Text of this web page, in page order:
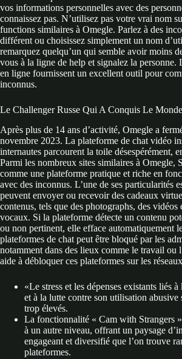
vos informations personnelles avec des
connaissez pas. N’utilisez pas votre vrai nom
functions similaires à Omegle. Parlez à des
différent ou choisissez simplement un nom
remarquez quelqu’un qui semble avoir moins
vous à la ligne de help et signalez la personne.
en ligne fournissent un excellent outil pour
inconnus.
Le Challenger Russe Qui A Conquis Le Monde
Après plus de 14 ans d’activité, Omegle a
novembre 2023. La plateforme de chat vidéo
internautes parcourent la toile désespérément,
Parmi les nombreux sites similaires à Omegle,
comme une plateforme pratique et riche en
avec des inconnus. L’une de ses particularités
peuvent envoyer ou recevoir des cadeaux
contenus, tels que des photographs, des vidéos
vocaux. Si la plateforme détecte un contenu
ou non pertinent, elle efface automatiquement
plateformes de chat peut être bloqué par les
notamment dans des lieux comme le travail ou
aide à débloquer ces plateformes sur les
«Le stress et les dépenses existants liés
et à la lutte contre son utilisation abusive
trop élevés.
La fonctionnalité « Cam with Strangers
à un autre niveau, offrant un paysage
engageant et diversifié que l’on trouve
plateformes.